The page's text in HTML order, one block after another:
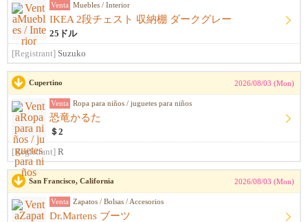
Venta Muebles / Interior
IKEA 2段チェスト 収納棚 ダークグレー
25ドル
[Registrant] Suzuko
Cupertino 2026/08/03 (Mon)
Venta Ropa para niños / juguetes para niños
恐竜かるた
＄2
[Registrant] R
San Francisco, California 2026/08/03 (Mon)
Venta Zapatos / Bolsas / Accesorios
Dr.Martens ブーツ